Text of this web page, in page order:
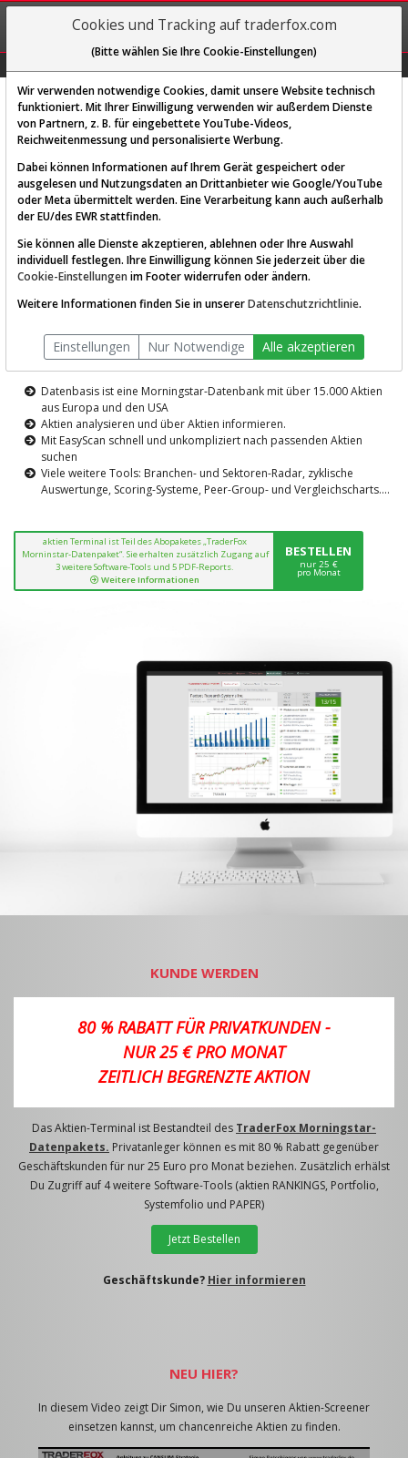
REGIS-
TRIEREN
Diese Funktion ist nur für
AKTIEN-TERMINAL
Die Aktienanalyse-Plattform von
TraderFox
Datenbasis ist eine Morningstar-Datenbank mit über 15.000 Aktien
aus Europa und den USA
Aktien analysieren und über Aktien informieren.
Mit EasyScan schnell und unkompliziert nach passenden Aktien
suchen
Viele weitere Tools: Branchen- und Sektoren-Radar, zyklische
Auswertunge, Scoring-Systeme, Peer-Group- und Vergleichscharts....
aktien Terminal ist Teil des Abopaketes „TraderFox
Morninstar-Datenpaket“. Sie erhalten zusätzlich Zugang auf
3 weitere Software-Tools und 5 PDF-Reports.
Weitere Informationen
BESTELLEN
nur 25 €
pro Monat
KUNDE WERDEN
80 % RABATT FÜR PRIVATKUNDEN -
NUR 25 € PRO MONAT
ZEITLICH BEGRENZTE AKTION
Das Aktien-Terminal ist Bestandteil des TraderFox Morningstar-
Datenpakets. Privatanleger können es mit 80 % Rabatt gegenüber
Geschäftskunden für nur 25 Euro pro Monat beziehen. Zusätzlich erhälst
Du Zugriff auf 4 weitere Software-Tools (aktien RANKINGS, Portfolio,
Systemfolio und PAPER)
Jetzt Bestellen
Geschäftskunde? Hier informieren
NEU HIER?
In diesem Video zeigt Dir Simon, wie Du unseren Aktien-Screener
einsetzen kannst, um chancenreiche Aktien zu finden.
Cookies und Tracking auf traderfox.com
(Bitte wählen Sie Ihre Cookie-Einstellungen)
Wir verwenden notwendige Cookies, damit unsere Website technisch
funktioniert. Mit Ihrer Einwilligung verwenden wir außerdem Dienste
von Partnern, z. B. für eingebettete YouTube-Videos,
Reichweitenmessung und personalisierte Werbung.
Dabei können Informationen auf Ihrem Gerät gespeichert oder
ausgelesen und Nutzungsdaten an Drittanbieter wie Google/YouTube
oder Meta übermittelt werden. Eine Verarbeitung kann auch außerhalb
der EU/des EWR stattfinden.
Sie können alle Dienste akzeptieren, ablehnen oder Ihre Auswahl
individuell festlegen. Ihre Einwilligung können Sie jederzeit über die
Cookie-Einstellungen im Footer widerrufen oder ändern.
Weitere Informationen finden Sie in unsererDatenschutzrichtlinie.
Einstellungen Nur Notwendige Alle akzeptieren